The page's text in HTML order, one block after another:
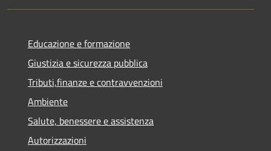
Educazione e formazione
Giustizia e sicurezza pubblica
Tributi,finanze e contravvenzioni
Ambiente
Salute, benessere e assistenza
Autorizzazioni